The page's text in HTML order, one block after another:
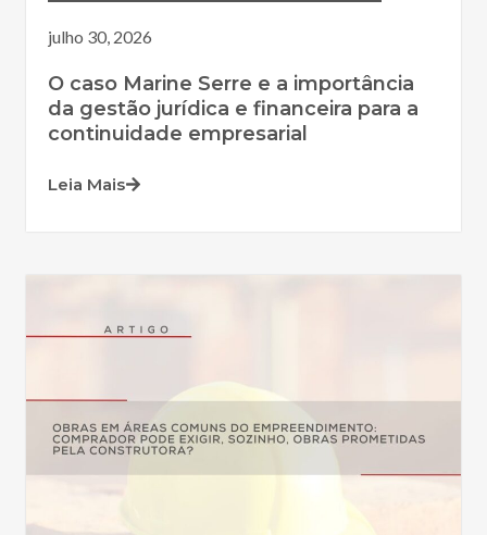
julho 30, 2026
O caso Marine Serre e a importância
da gestão jurídica e financeira para a
continuidade empresarial
Leia Mais